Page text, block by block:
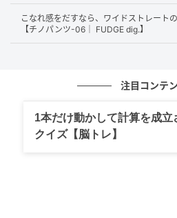
存在を超えた視点から」見てい
2026年は、出来事同士のつな
ことで、物事の本質が見えて
れを動かす鍵になります。
こなれ感をだすなら、ワイドストレート
【チノパンツ-06｜ FUDGE dig.】
注目コンテ
1本だけ動かして計算を成
クイズ【脳トレ】